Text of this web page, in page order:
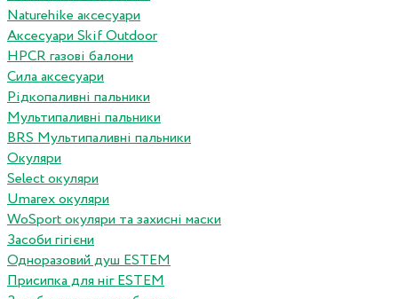
Naturehike аксесуари
Аксесуари Skif Outdoor
HPCR газові балони
Сила аксесуари
Рідкопаливні пальники
Мультипаливні пальники
BRS Мультипаливні пальники
Окуляри
Select окуляри
Umarex окуляри
WoSport окуляри та захисні маски
Засоби гігієни
Одноразовий душ ESTEM
Присипка для ніг ESTEM